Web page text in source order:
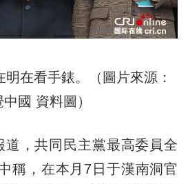
在看手錶。（圖片來源：
國 資料圖）
，共同民主黨最高委員全
稱，在本月7日于漢南洞官